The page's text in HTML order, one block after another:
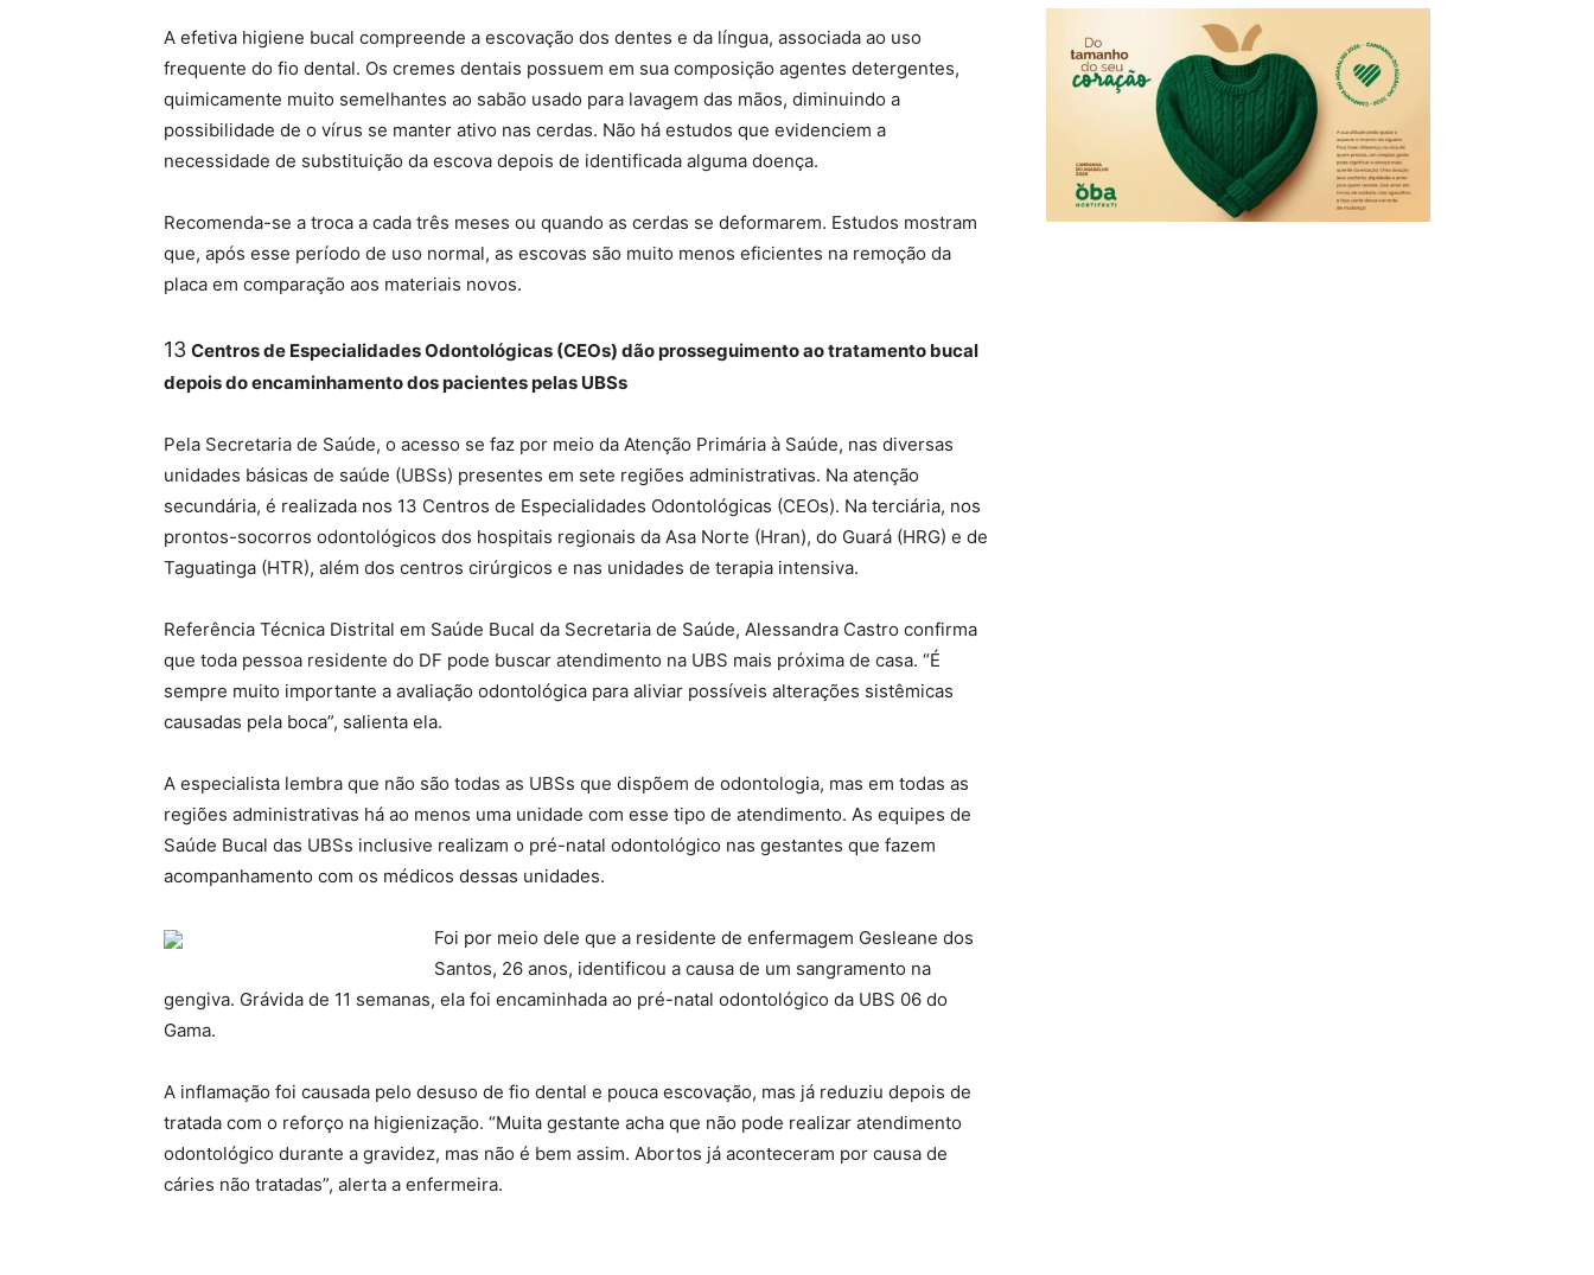
A efetiva higiene bucal compreende a escovação dos dentes e da língua, associada ao uso
frequente do fio dental. Os cremes dentais possuem em sua composição agentes detergentes,
quimicamente muito semelhantes ao sabão usado para lavagem das mãos, diminuindo a
possibilidade de o vírus se manter ativo nas cerdas. Não há estudos que evidenciem a
necessidade de substituição da escova depois de identificada alguma doença.
Recomenda-se a troca a cada três meses ou quando as cerdas se deformarem. Estudos mostram
que, após esse período de uso normal, as escovas são muito menos eficientes na remoção da
placa em comparação aos materiais novos.
13 Centros de Especialidades Odontológicas (CEOs) dão prosseguimento ao tratamento bucal
depois do encaminhamento dos pacientes pelas UBSs
Pela Secretaria de Saúde, o acesso se faz por meio da Atenção Primária à Saúde, nas diversas
unidades básicas de saúde (UBSs) presentes em sete regiões administrativas. Na atenção
secundária, é realizada nos 13 Centros de Especialidades Odontológicas (CEOs). Na terciária, nos
prontos-socorros odontológicos dos hospitais regionais da Asa Norte (Hran), do Guará (HRG) e de
Taguatinga (HTR), além dos centros cirúrgicos e nas unidades de terapia intensiva.
Referência Técnica Distrital em Saúde Bucal da Secretaria de Saúde, Alessandra Castro confirma
que toda pessoa residente do DF pode buscar atendimento na UBS mais próxima de casa. “É
sempre muito importante a avaliação odontológica para aliviar possíveis alterações sistêmicas
causadas pela boca”, salienta ela.
A especialista lembra que não são todas as UBSs que dispõem de odontologia, mas em todas as
regiões administrativas há ao menos uma unidade com esse tipo de atendimento. As equipes de
Saúde Bucal das UBSs inclusive realizam o pré-natal odontológico nas gestantes que fazem
acompanhamento com os médicos dessas unidades.
Foi por meio dele que a residente de enfermagem Gesleane dos
Santos, 26 anos, identificou a causa de um sangramento na
gengiva. Grávida de 11 semanas, ela foi encaminhada ao pré-natal odontológico da UBS 06 do
Gama.
A inflamação foi causada pelo desuso de fio dental e pouca escovação, mas já reduziu depois de
tratada com o reforço na higienização. “Muita gestante acha que não pode realizar atendimento
odontológico durante a gravidez, mas não é bem assim. Abortos já aconteceram por causa de
cáries não tratadas”, alerta a enfermeira.